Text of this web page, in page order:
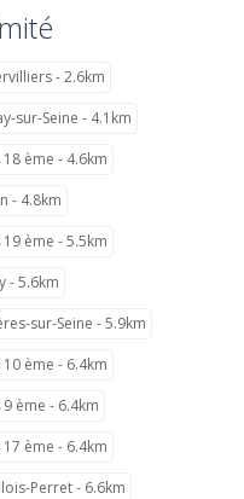
- 2.6km
sur-Seine - 4.1km
ème - 4.6km
- 4.8km
ème - 5.5km
- 5.6km
sur-Seine - 5.9km
ème - 6.4km
ème - 6.4km
ème - 6.4km
Perret - 6.6km